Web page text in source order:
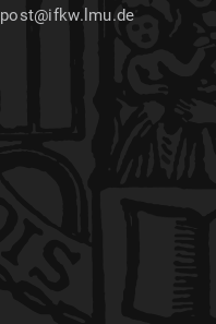
post@ifkw.lmu.de